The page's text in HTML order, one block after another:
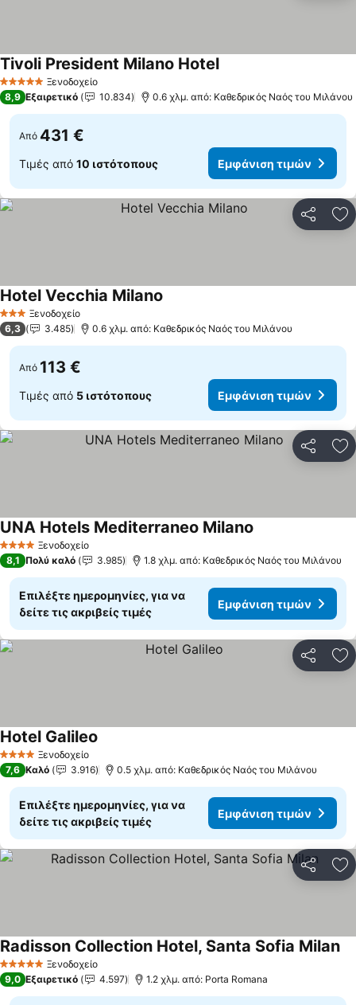
5 Αστέρια Ξενοδοχείο
Tivoli President Milano HotelΕμφάνιση τιμών
8,9 Εξαιρετικό 10.834 0.6 χλμ. από: Καθεδρικός Ναός του Μιλάνου
Από 431 €
Τιμές από 10 ιστότοπους Εμφάνιση τιμών
3 ΑστέριαΞενοδοχείο
Hotel Vecchia Milano
6,3 3.485 0.6 χλμ. από: Καθεδρικός Ναός του Μιλάνου
Από 113 €
Τιμές από 5 ιστότοπους Εμφάνιση τιμών
4 ΑστέριαΞενοδοχείο
UNA Hotels Mediterraneo Milano
8,1 Πολύ καλό 3.985 1.8 χλμ. από: Καθεδρικός Ναός του Μιλάνου
Επιλέξτε ημερομηνίες, για να
δείτε τις ακριβείς τιμές
Εμφάνιση τιμών
4 ΑστέριαΞενοδοχείο
Hotel Galileo
7,6 Καλό 3.916 0.5 χλμ. από: Καθεδρικός Ναός του Μιλάνου
Επιλέξτε ημερομηνίες, για να
δείτε τις ακριβείς τιμές
Εμφάνιση τιμών
5 Αστέρια Ξενοδοχείο
Radisson Collection Hotel, Santa Sofia Milan
9,0 Εξαιρετικό 4.597 1.2 χλμ. από: Porta Romana